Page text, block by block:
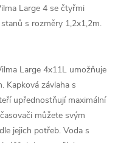
Large 4 se čtyřmi
s rozměry 1,2x1,2m.
Large 4x11L umožňuje
Kapková závlaha s
upřednostňují maximální
můžete svým
jejich potřeb. Voda s